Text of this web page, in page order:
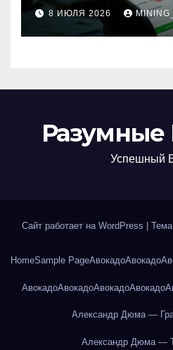
8 ИЮЛЯ 2026
Разумные
Успешный
Сайт работает на WordPress
HomeSample PageАвокадоАвокадо
АвокадоАвокадоАвокадоАвокадо
Александр Дюма —
Александр Дюма —